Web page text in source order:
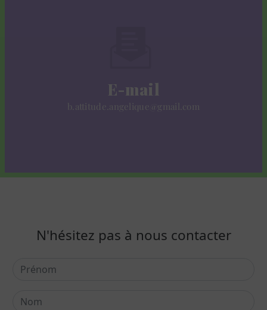
E-mail
b.attitude.angelique@gmail.com
N'hésitez pas à nous contacter